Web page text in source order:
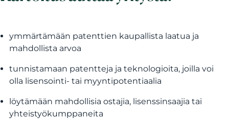
ymmärtämään patenttien kaupallista laatua ja
mahdollista arvoa
tunnistamaan patentteja ja teknologioita, joilla voi
olla lisensointi- tai myyntipotentiaalia
löytämään mahdollisia ostajia, lisenssinsaajia tai
yhteistyökumppaneita